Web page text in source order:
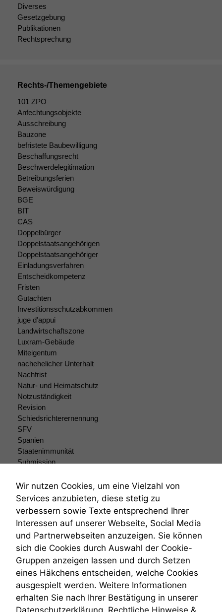
Diverses
Gesetzgebung
Publikationen
Rechtsprechung
Rechts-/Themengebiete
101 ZPO
Anfechtungsobjekte
Ausschreibung
Bauzone
befristete Baubewilligung
Beschaffungsrecht
Beschwerdelegitimation
Betreibungsferien
Beweiswürdigung
BGE
BIT
CAS
Doppelbürger
Doppelstaatsangehörigen
Doppelstaatsangehöriger
Einladungsverfahren
Entscheidkompetenz
Fristen
Gutachten
Investitionsschutzabkommen
juge d'appui
Landwirtschaftszone
Luxram-Gebäude
Miteigentum
nachehelicher Unterhalt
Nachfrist
Natur- und Heimatschutz
Notzuständigkeit
Revision
Schiedsrichterernennung
SFV
Spanien
Staatenimmunität
Submission
Teilungsklage
Venezuela
VRK
Wiederherstellungsanordnung
Zivilprozessordnung
ZPO
Zustellfiktion
Zuständigkeit
Öffentliches Personalrecht
Öffentlichkeitsprinzip
Wir nutzen Cookies, um eine Vielzahl von
Services anzubieten, diese stetig zu
verbessern sowie Texte entsprechend Ihrer
Interessen auf unserer Webseite, Social Media
und Partnerwebseiten anzuzeigen. Sie können
sich die Cookies durch Auswahl der Cookie-
Gruppen anzeigen lassen und durch Setzen
eines Häkchens entscheiden, welche Cookies
ausgespielt werden. Weitere Informationen
erhalten Sie nach Ihrer Bestätigung in unserer
Datenschutzerklärung. Rechtliche Hinweise &
funktionieren.
Marketing
Wir speichern
anonyme Daten ab,
um interne
marketingtechnische
Auswertungen
durchführen zu
können. Diese helfen
uns, unsere Website
zu verbessern.